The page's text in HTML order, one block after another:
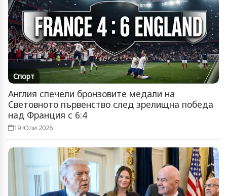
Спорт
Англия спечели бронзовите медали на
Световното първенство след зрелищна победа
над Франция с 6:4
19 Юли 2026